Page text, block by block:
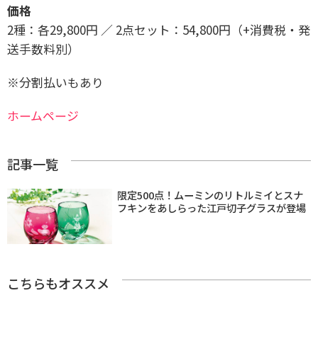
価格
2種：各29,800円 ／ 2点セット：54,800円（+消費税・発
送手数料別）
※分割払いもあり
ホームページ
記事一覧
限定500点！ムーミンのリトルミイとスナ
フキンをあしらった江戸切子グラスが登場
こちらもオススメ